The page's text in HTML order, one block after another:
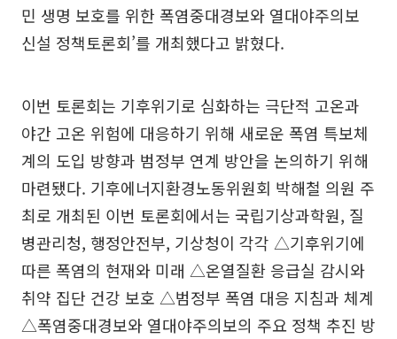
민 생명 보호를 위한 폭염중대경보와 열대야주의보
신설 정책토론회’를 개최했다고 밝혔다.
이번 토론회는 기후위기로 심화하는 극단적 고온과
야간 고온 위험에 대응하기 위해 새로운 폭염 특보체
계의 도입 방향과 범정부 연계 방안을 논의하기 위해
마련됐다. 기후에너지환경노동위원회 박해철 의원 주
최로 개최된 이번 토론회에서는 국립기상과학원, 질
병관리청, 행정안전부, 기상청이 각각 △기후위기에
따른 폭염의 현재와 미래 △온열질환 응급실 감시와
취약 집단 건강 보호 △범정부 폭염 대응 지침과 체계
△폭염중대경보와 열대야주의보의 주요 정책 추진 방